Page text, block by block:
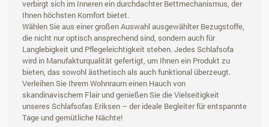
verbirgt sich im Inneren ein durchdachter Bettmechanismus, der
Ihnen höchsten Komfort bietet.
Wählen Sie aus einer großen Auswahl ausgewählter Bezugstoffe,
die nicht nur optisch ansprechend sind, sondern auch für
Langlebigkeit und Pflegeleichtigkeit stehen. Jedes Schlafsofa
wird in Manufakturqualität gefertigt, um Ihnen ein Produkt zu
bieten, das sowohl ästhetisch als auch funktional überzeugt.
Verleihen Sie Ihrem Wohnraum einen Hauch von
skandinavischem Flair und genießen Sie die Vielseitigkeit
unseres Schlafsofas Eriksen – der ideale Begleiter für entspannte
Tage und gemütliche Nächte!